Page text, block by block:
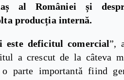
al României și
producția internă.
este deficitul comercial”,
a crescut de la câteva
parte importantă fiind